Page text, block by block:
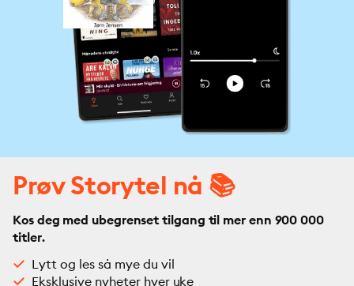
Prøv Storytel nå 📚
Kos deg med ubegrenset tilgang til mer enn 900 000
titler.
Lytt og les så mye du vil
Eksklusive nyheter hver uke